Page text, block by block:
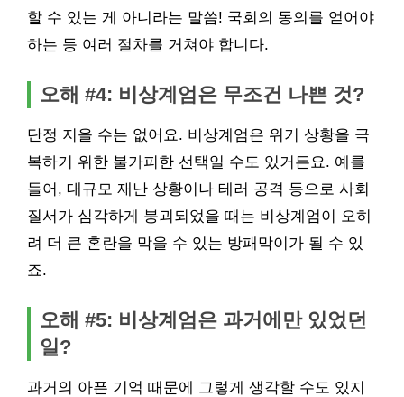
할 수 있는 게 아니라는 말씀! 국회의 동의를 얻어야
하는 등 여러 절차를 거쳐야 합니다.
오해 #4: 비상계엄은 무조건 나쁜 것?
단정 지을 수는 없어요. 비상계엄은 위기 상황을 극
복하기 위한 불가피한 선택일 수도 있거든요. 예를
들어, 대규모 재난 상황이나 테러 공격 등으로 사회
질서가 심각하게 붕괴되었을 때는 비상계엄이 오히
려 더 큰 혼란을 막을 수 있는 방패막이가 될 수 있
죠.
오해 #5: 비상계엄은 과거에만 있었던
일?
과거의 아픈 기억 때문에 그렇게 생각할 수도 있지